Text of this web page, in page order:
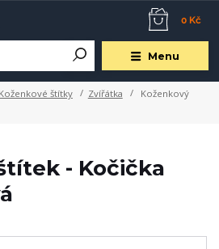
Menu
0 Kč
Koženkové štítky Zvířátka
Koženkový
- Kočička